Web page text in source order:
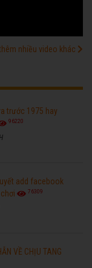
nhiều video khác
trước 1975 hay
96220
add facebook
76309
VỀ CHỊU TANG